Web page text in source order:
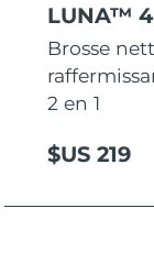
LUNA™ 4
Brosse
2 en 1
$US 219